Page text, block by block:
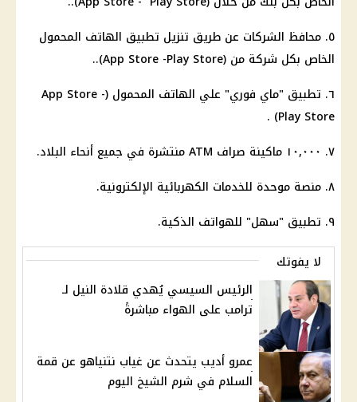
٥. محافظ الشركات عن طريق تنزيل تطبيق الهاتف المحمول
الخاص بكل شركة من (App Store -Play Store)..
٦. تطبيق "ماي فوري" علي الهاتف المحمول (App Store -
Play Store) .
٧. ١٠,٠٠٠ ماكينة صراف ATM منتشرة في جميع أنحاء البلاد.
٨. منصة موحدة للخدمات الكهربائية الإلكترونية.
٩. تطبيق "سهل" للهواتف الذكية.
لا يفوتك
الرئيس السيسي يُهدي قلادة النيل لـ
ترامب على الهواء مباشرةً
عمرو أديب يتحدث عن غياب نتنياهو عن قمة
السلام في شرم الشيخ اليوم